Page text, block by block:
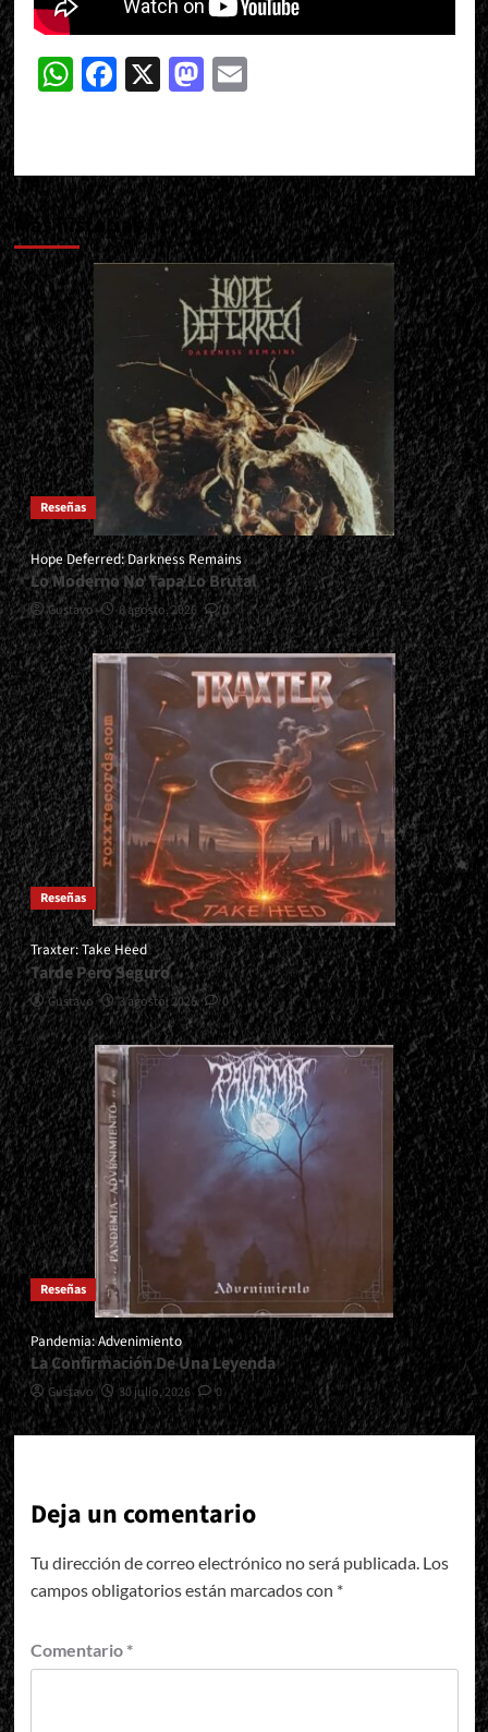
WhatsApp
Facebook
X Mastodon
Email
Más historias
Reseñas
Hope Deferred: Darkness Remains
Lo Moderno No Tapa Lo Brutal
Gustavo 6 agosto, 2026 0
Reseñas
Traxter: Take Heed
Tarde Pero Seguro
Gustavo 3 agosto, 2026 0
Reseñas
Pandemia: Advenimiento
La Confirmación De Una Leyenda
Gustavo 30 julio, 2026 0
Deja un comentario
Tu dirección de correo electrónico no será publicada. Los
campos obligatorios están marcados con *
Comentario *